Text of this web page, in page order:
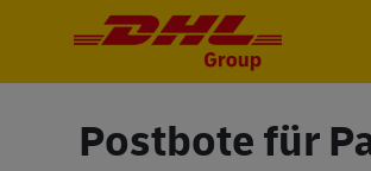
Postbote für